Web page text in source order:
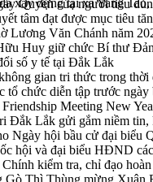
Quyền của người tiêu
tâm đạt được mục tiêu
Lương Văn Chánh năm
Huy giữ chức Bí thư
số y tế tại Đắk Lắk
gian tri thức trong thời
tổ chức diễn tập trước ngày
Meeting New
Lắk gửi gắm niềm tin,
Ngày hội bầu cử đại
hội và đại biểu HĐND
kiểm tra, chỉ đạo
Gò Thì Thùng mừng Xuân
xây dựng tại xã Yang